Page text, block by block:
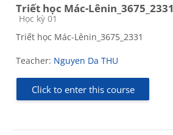
Triết học Mác-Lênin_3675_2331
Course category
Học kỳ 01
Triết học Mác-Lênin_3675_2331
Teacher: Nguyen Da THU
Click to enter this course